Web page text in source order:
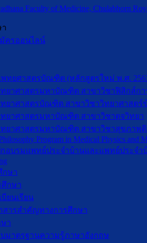
ครออนไลน์
ทยศาสตรบัณฑิต (หลักสูตรใหม่ พ.ศ.
ยาศาสตรมหาบัณฑิต สาขาวิชาฟิสิกส์กา
ยาศาสตรบัณฑิต สาขาวิชาวิทยาศาสตร์
ยาศาสตรมหาบัณฑิต สาขาวิชาตจวิทยา
ยาศาสตรมหาบัณฑิต สาขาวิชาสุขภาพดิ
Program in Medical Physics and
อบรมแพทย์ประจำบ้านและแพทย์ประจำ
กษา
กษา
บียนเรียน
สารสำคัญทางการศึกษา
า
มาตรฐานความรู้ภาษาอังกฤษ